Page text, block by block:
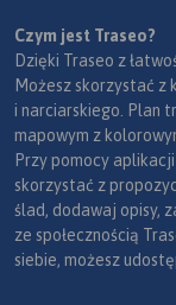
Czym jest Traseo?
Dzięki Traseo z
Możesz skorzystać z
i narciarskiego. Plan
mapowym z
Przy pomocy
skorzystać z
ślad, dodawaj opisy,
ze społecznością
siebie, możesz